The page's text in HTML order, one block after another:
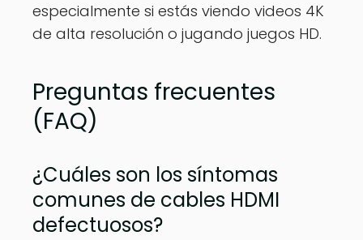
especialmente si estás viendo videos 4K
de alta resolución o jugando juegos HD.
Preguntas frecuentes
(FAQ)
¿Cuáles son los síntomas
comunes de cables HDMI
defectuosos?